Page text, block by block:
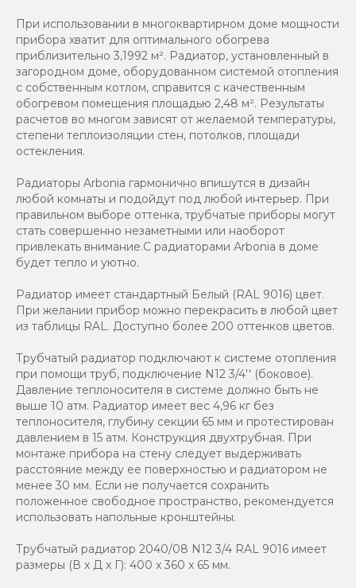
При использовании в многоквартирном доме мощности
прибора хватит для оптимального обогрева
приблизительно 3,1992 м². Радиатор, установленный в
загородном доме, оборудованном системой отопления
с собственным котлом, справится с качественным
обогревом помещения площадью 2,48 м². Результаты
расчетов во многом зависят от желаемой температуры,
степени теплоизоляции стен, потолков, площади
остекления.
Радиаторы Arbonia гармонично впишутся в дизайн
любой комнаты и подойдут под любой интерьер. При
правильном выборе оттенка, трубчатые приборы могут
стать совершенно незаметными или наоборот
привлекать внимание.С радиаторами Аrbonia в доме
будет тепло и уютно.
Радиатор имеет стандартный Белый (RAL 9016) цвет.
При желании прибор можно перекрасить в любой цвет
из таблицы RAL. Доступно более 200 оттенков цветов.
Трубчатый радиатор подключают к системе отопления
при помощи труб, подключение N12 3/4'' (боковое).
Давление теплоносителя в системе должно быть не
выше 10 атм. Радиатор имеет вес 4,96 кг без
теплоносителя, глубину секции 65 мм и протестирован
давлением в 15 атм. Конструкция двухтрубная. При
монтаже прибора на стену следует выдерживать
расстояние между ее поверхностью и радиатором не
менее 30 мм. Если не получается сохранить
положенное свободное пространство, рекомендуется
использовать напольные кронштейны.
Трубчатый радиатор 2040/08 N12 3/4 RAL 9016 имеет
размеры (В x Д x Г): 400 x 360 x 65 мм.